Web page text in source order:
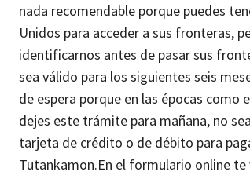
nada recomendable porque puedes
Unidos para acceder a sus fronteras,
identificarnos antes de pasar sus
sea válido para los siguientes seis
de espera porque en las épocas
dejes este trámite para mañana, no
tarjeta de crédito o de débito para
Tutankamon.En el formulario online